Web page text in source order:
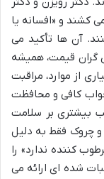
کشند و «افسانه یا
آن ها تأکید می
گران قیمت، همیشه
از موارد، مراقبت
خواب کافی و محافظت
بیشتری بر سلامت
و چروک فقط به دلیل
کننده ندارد» را
شده ای ارائه می